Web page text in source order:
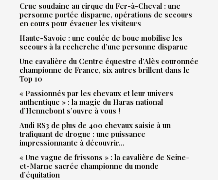
Crue soudaine au cirque du Fer-à-Cheval : une
personne portée disparue, opérations de secours
en cours pour évacuer les visiteurs
Haute-Savoie : une coulée de boue mobilise les
secours à la recherche d’une personne disparue
Une cavalière du Centre équestre d’Alès couronnée
championne de France, six autres brillent dans le
Top 10
« Passionnés par les chevaux et leur univers
authentique » : la magie du Haras national
d’Hennebont s’ouvre à vous !
Audi RS3 de plus de 400 chevaux saisie à un
trafiquant de drogue : une puissance
impressionnante à découvrir…
« Une vague de frissons » : la cavalière de Seine-
et-Marne sacrée championne du monde
d’équitation